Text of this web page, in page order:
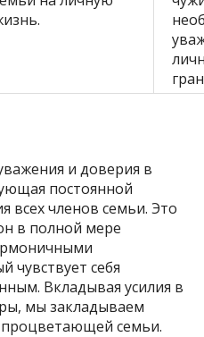
и доверия в
постоянной
всех членов семьи. Это
в полной мере
чувствует себя
Вкладывая усилия в
мы закладываем
процветающей семьи.